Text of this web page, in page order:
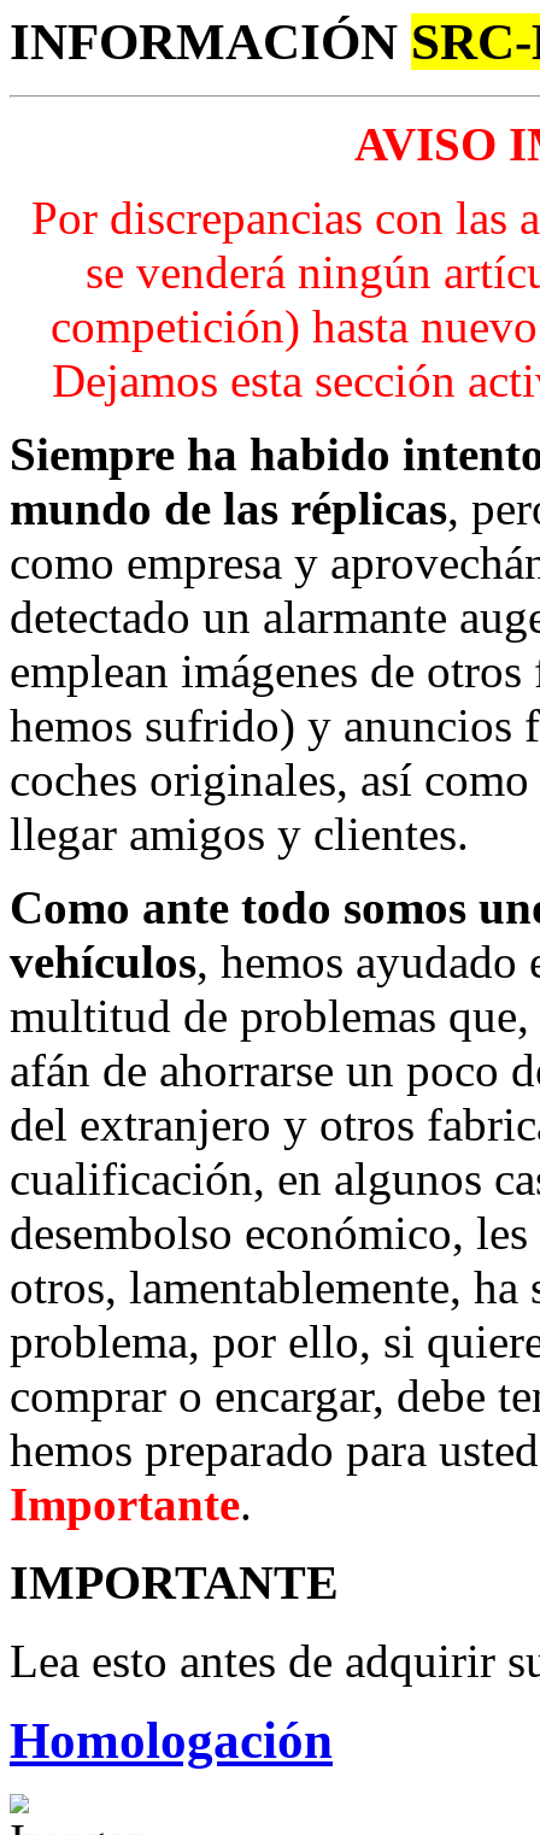
INFORMACIÓN
AVISO
Por discrepancias con las
se venderá ningún
competición) hasta
Dejamos esta sección
Siempre ha habido
mundo de las réplicas,
como empresa y
detectado un alarmante
emplean imágenes de
hemos sufrido) y anuncios
coches originales, así
llegar amigos y clientes.
Como ante todo somos
vehículos, hemos ayudado
multitud de problemas
afán de ahorrarse un poco
del extranjero y otros
cualificación, en algunos
desembolso económico,
otros, lamentablemente,
problema, por ello, si
comprar o encargar, debe
hemos preparado para
Importante.
IMPORTANTE
Lea esto antes de adquirir
Homologación